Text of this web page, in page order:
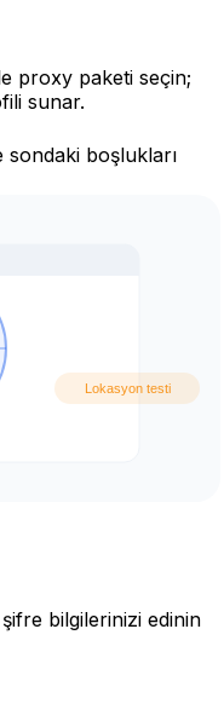
proxy paketi seçin;
sunar.
boşlukları
bilgilerinizi edinin